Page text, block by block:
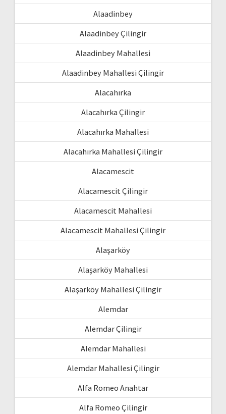
Alaadinbey
Alaadinbey Çilingir
Alaadinbey Mahallesi
Alaadinbey Mahallesi Çilingir
Alacahırka
Alacahırka Çilingir
Alacahırka Mahallesi
Alacahırka Mahallesi Çilingir
Alacamescit
Alacamescit Çilingir
Alacamescit Mahallesi
Alacamescit Mahallesi Çilingir
Alaşarköy
Alaşarköy Mahallesi
Alaşarköy Mahallesi Çilingir
Alemdar
Alemdar Çilingir
Alemdar Mahallesi
Alemdar Mahallesi Çilingir
Alfa Romeo Anahtar
Alfa Romeo Çilingir